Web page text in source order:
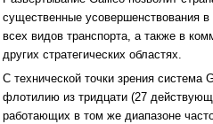
существенные усовершенствования
всех видов транспорта, а также в
других стратегических областях.
С технической точки зрения система
флотилию из тридцати (27
работающих в том же диапазоне